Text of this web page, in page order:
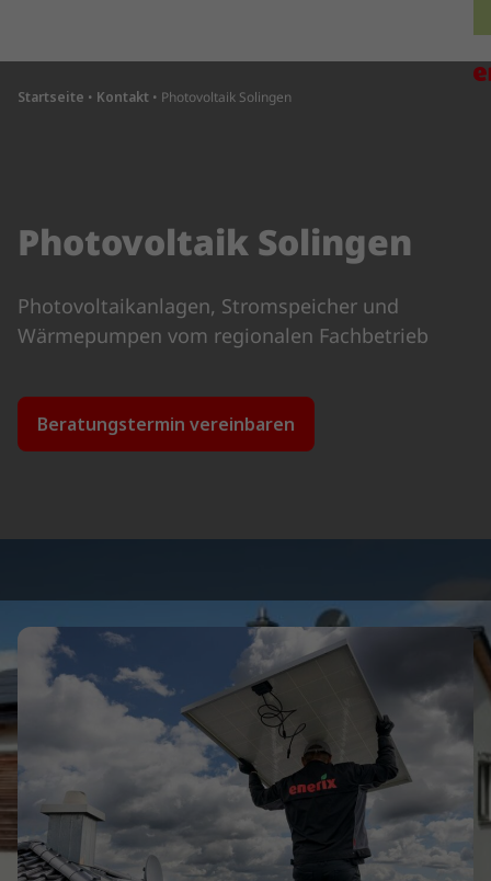
Startseite • Kontakt • Photovoltaik Solingen
Photovoltaik Solingen
Photovoltaikanlagen, Stromspeicher und
Wärmepumpen vom regionalen Fachbetrieb
Beratungstermin vereinbaren